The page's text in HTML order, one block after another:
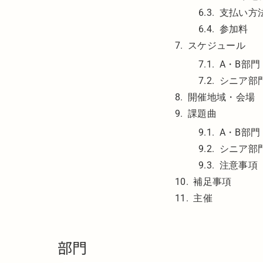
支払い方
参加料
スケジュール
A・B部門
シニア部
開催地域・会場
課題曲
A・B部門
シニア部
注意事項
補足事項
主催
部門